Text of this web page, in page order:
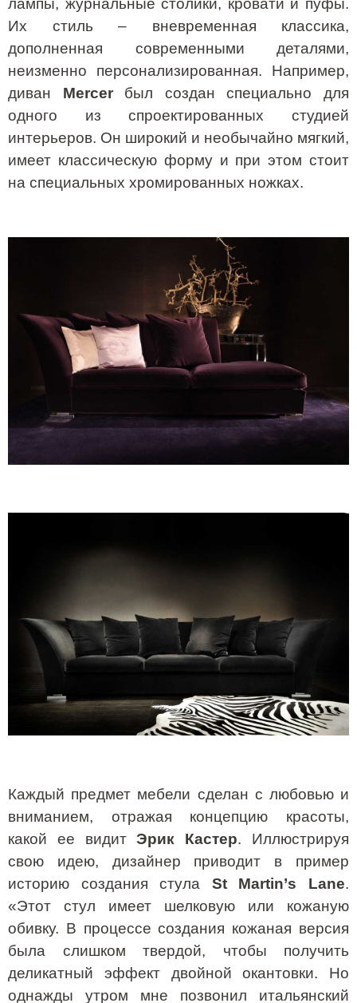
лампы, журнальные столики, кровати и пуфы.
Их стиль – вневременная классика,
дополненная современными деталями,
неизменно персонализированная. Например,
диван Mercerбыл создан специально для
одного из спроектированных студией
интерьеров. Он широкий и необычайно мягкий,
имеет классическую форму и при этом стоит
на специальных хромированных ножках.
Каждый предмет мебели сделан с любовью и
вниманием, отражая концепцию красоты,
какой ее видитЭрик Кастер. Иллюстрируя
свою идею, дизайнер приводит в пример
историю создания стула St Martin’s Lane.
«Этот стул имеет шелковую или кожаную
обивку. В процессе создания кожаная версия
была слишком твердой, чтобы получить
деликатный эффект двойной окантовки. Но
однажды утром мне позвонил итальянский